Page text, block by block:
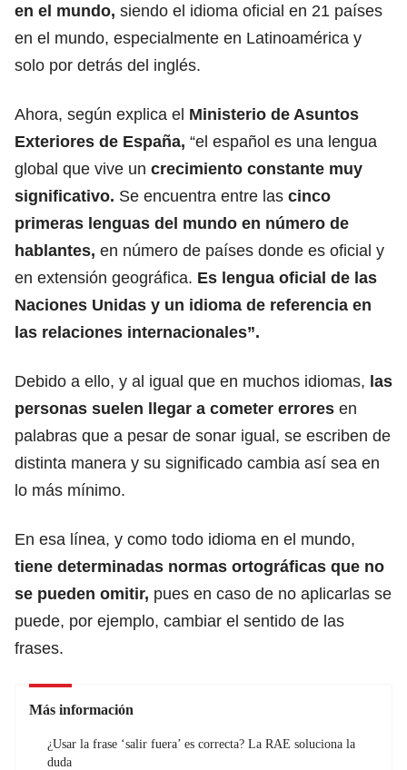
en el mundo, siendo el idioma oficial en 21 países
en el mundo, especialmente en Latinoamérica y
solo por detrás del inglés.
Ahora, según explica el Ministerio de Asuntos
Exteriores de España, “el español es una lengua
global que vive un crecimiento constante muy
significativo. Se encuentra entre las cinco
primeras lenguas del mundo en número de
hablantes, en número de países donde es oficial y
en extensión geográfica. Es lengua oficial de las
Naciones Unidas y un idioma de referencia en
las relaciones internacionales”.
Debido a ello, y al igual que en muchos idiomas, las
personas suelen llegar a cometer errores en
palabras que a pesar de sonar igual, se escriben de
distinta manera y su significado cambia así sea en
lo más mínimo.
En esa línea, y como todo idioma en el mundo,
tiene determinadas normas ortográficas que no
se pueden omitir, pues en caso de no aplicarlas se
puede, por ejemplo, cambiar el sentido de las
frases.
Más información
¿Usar la frase ‘salir fuera’ es correcta? La RAE soluciona la
duda